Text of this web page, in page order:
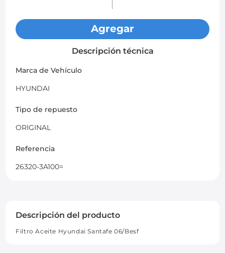
Agregar
Descripción técnica
Marca de Vehículo
HYUNDAI
Tipo de repuesto
ORIGINAL
Referencia
26320-3A100=
Descripción del producto
Filtro Aceite Hyundai Santafe 06/Besf
. chevrolet sail